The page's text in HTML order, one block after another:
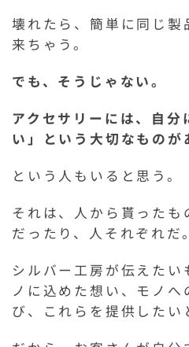
壊れたら、簡単に同じ製
来ちゃう。
でも、そうじゃない。
アクセサリーには、自分
い」という大切なものが
という人もいると思う。
それは、人から貰ったも
だったり、人それぞれだ。
シルバー工房が伝えたい
ノに込めた想い、モノ
び、これらを提供したい